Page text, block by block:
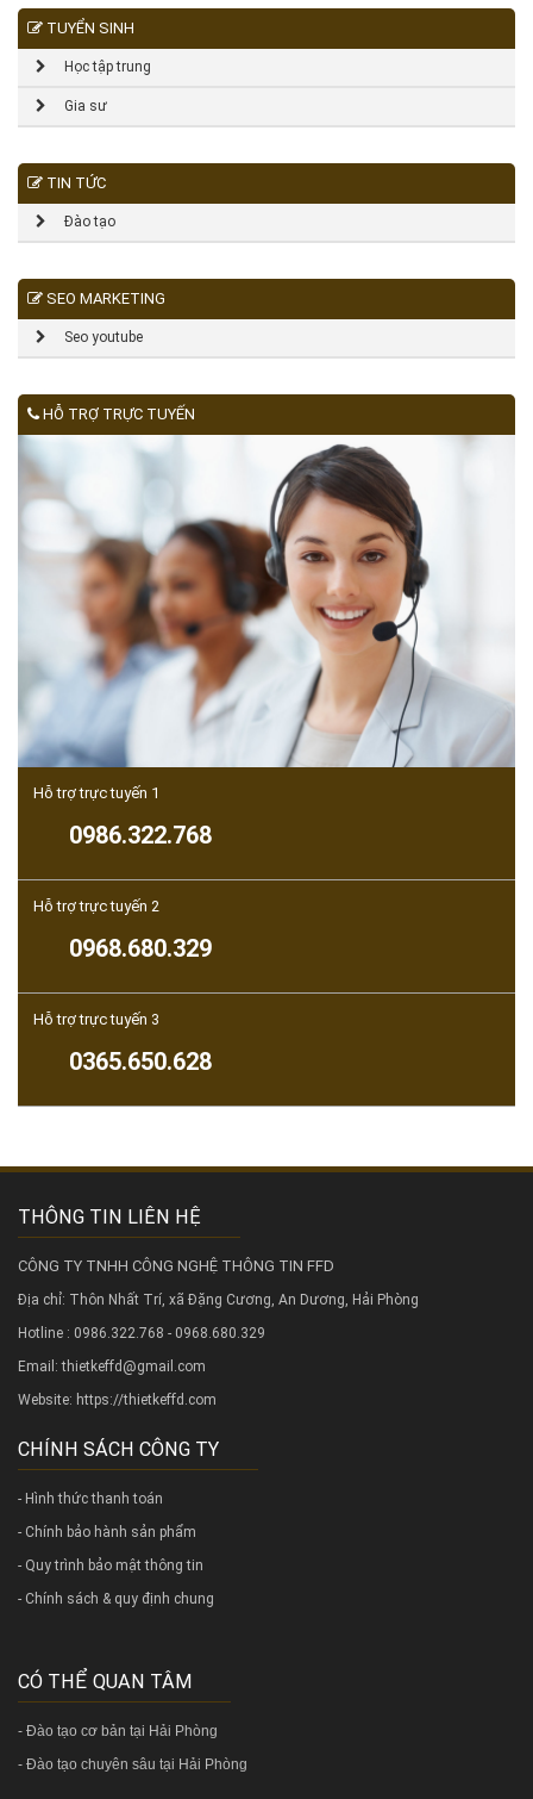
TUYỂN SINH
Học tập trung
Gia sư
TIN TỨC
Đào tạo
SEO MARKETING
Seo youtube
HỖ TRỢ TRỰC TUYẾN
Hỗ trợ trực tuyến 1
0986.322.768
Hỗ trợ trực tuyến 2
0968.680.329
Hỗ trợ trực tuyến 3
0365.650.628
THÔNG TIN LIÊN HỆ
CÔNG TY TNHH CÔNG NGHỆ THÔNG TIN FFD
Địa chỉ: Thôn Nhất Trí, xã Đặng Cương, An Dương, Hải Phòng
Hotline : 0986.322.768 - 0968.680.329
Email: thietkeffd@gmail.com
Website: https://thietkeffd.com
CHÍNH SÁCH CÔNG TY
- Hình thức thanh toán
- Chính bảo hành sản phẩm
- Quy trình bảo mật thông tin
- Chính sách & quy định chung
CÓ THỂ QUAN TÂM
- Đào tạo cơ bản tại Hải Phòng
- Đào tạo chuyên sâu tại Hải Phòng